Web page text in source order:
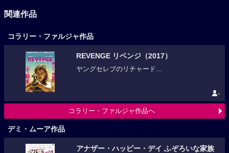
関連作品
コラリー・ファルジャ作品
REVENGE リベンジ（2017）
ヤングセレブのリチャード...
-
コラリー・ファルジャ作品へ
デミ・ムーア作品
アナザー・ハッピー・デイ ふぞろいな家族